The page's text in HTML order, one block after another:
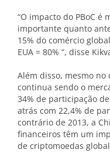
“O impacto do PBoC é
importante quanto
15% do comércio
EUA = 80% “, disse
Além disso, mesmo no
continua sendo o
34% de participação
atrás com 22,4% de
contrário de 2013, a
financeiros têm um
de criptomoedas